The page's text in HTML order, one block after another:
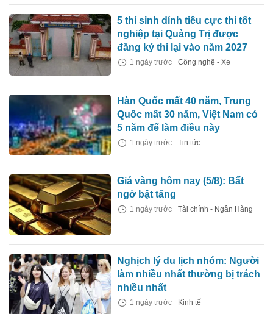
5 thí sinh dính tiêu cực thi tốt
nghiệp tại Quảng Trị được
đăng ký thi lại vào năm 2027
1 ngày trước Công nghệ - Xe
Hàn Quốc mất 40 năm, Trung
Quốc mất 30 năm, Việt Nam có
5 năm để làm điều này
1 ngày trước Tin tức
Giá vàng hôm nay (5/8): Bất
ngờ bật tăng
1 ngày trước Tài chính - Ngân Hàng
Nghịch lý du lịch nhóm: Người
làm nhiều nhất thường bị trách
nhiều nhất
1 ngày trước Kinh tế